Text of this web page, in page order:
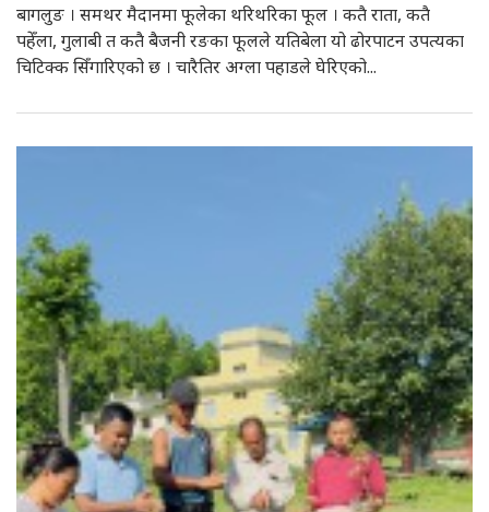
बागलुङ । समथर मैदानमा फूलेका थरिथरिका फूल । कतै राता, कतै
पहेँला, गुलाबी त कतै बैजनी रङका फूलले यतिबेला यो ढोरपाटन उपत्यका
चिटिक्क सिँगारिएको छ । चारैतिर अग्ला पहाडले घेरिएको...